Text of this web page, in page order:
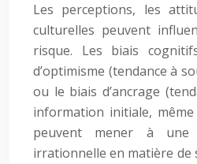
Les perceptions, les
culturelles peuvent
risque. Les biais
d’optimisme (tendance à
ou le biais d’ancrage
information initiale,
peuvent mener à une
irrationnelle en matière de